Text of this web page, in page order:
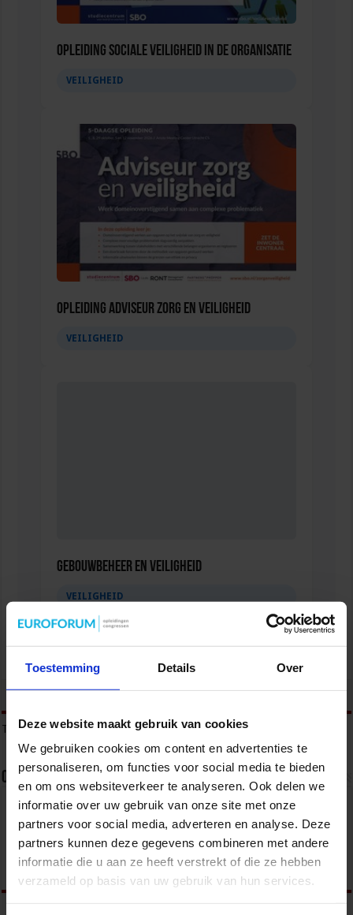
Toestemming Details Over
Deze website maakt gebruik van cookies
We gebruiken cookies om content en advertenties te
personaliseren, om functies voor social media te bieden
en om ons websiteverkeer te analyseren. Ook delen we
informatie over uw gebruik van onze site met onze
partners voor social media, adverteren en analyse. Deze
partners kunnen deze gegevens combineren met andere
informatie die u aan ze heeft verstrekt of die ze hebben
verzameld op basis van uw gebruik van hun services.
Opleiding Sociale Veiligheid in de Organisatie
VEILIGHEID
Opleiding Adviseur zorg en veiligheid
VEILIGHEID
Gebouwbeheer en veiligheid
VEILIGHEID
tweet
Tags ONVEILIG WERKEN QHSE QHSE MANAGER
Over sbo
Het Studiecentrum voor Bedrijf en Overheid (SBO)
organiseert jaarlijks zo’n 200 opleidingen en
congressen over o.a. onderwijs, veiligheid, milieu
& RO, zorg, bouw & infra en overheid.